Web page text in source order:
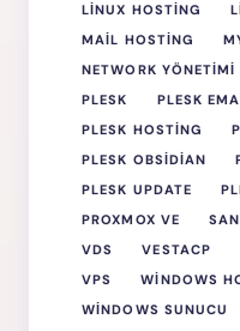
LINUX HOSTING
MAIL HOSTING
NETWORK YÖNETIMI
PLESK
PLESK
PLESK HOSTING
PLESK OBSIDIAN
PLESK UPDATE
PROXMOX VE
VDS
VESTACP
VPS
WINDOWS
WINDOWS SUNUCU